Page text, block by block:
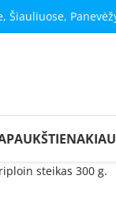
Šiauliuose,
PAUKŠTIENA
steikas 300 g.